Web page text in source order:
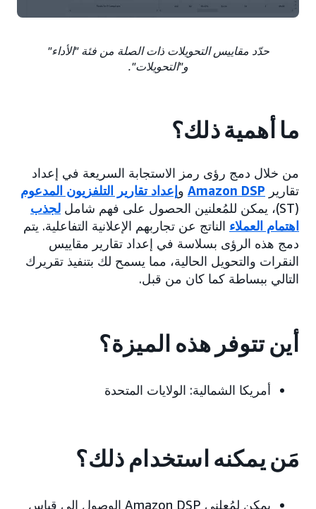
حدّد مقاييس التحويلات ذات الصلة من فئة "الأداء"
و"التحويلات".
ما أهمية ذلك؟
من خلال دمج رؤى رمز الاستجابة السريعة في إعداد
تقارير Amazon DSP وإعداد تقارير التلفزيون المدعوم
(ST)، يمكن للمُعلنين الحصول على فهم شامل
لجذب
اهتمام العملاء الناتج عن تجاربهم الإعلانية التفاعلية. يتم
دمج هذه الرؤى بسلاسة في إعداد تقارير مقاييس
النقرات والتحويل الحالية، مما يسمح لك بتنفيذ تقريرك
التالي ببساطة كما كان من قبل.
أين تتوفر هذه الميزة؟
أمريكا الشمالية: الولايات المتحدة
مَن يمكنه استخدام ذلك؟
يمكن لمُعلني Amazon DSP الوصول إلى قياس